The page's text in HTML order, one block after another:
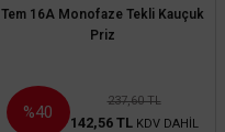
Tem 16A Monofaze Tekli Kauçuk
Priz
%40
237,60 TL
142,56 TL KDV DAHİL